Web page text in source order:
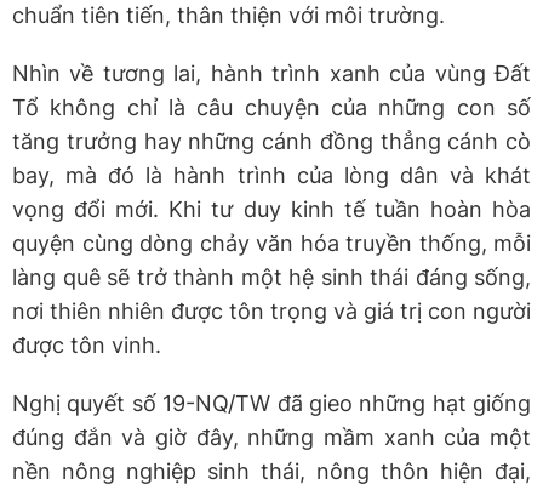
chuẩn tiên tiến, thân thiện với môi trường.
Nhìn về tương lai, hành trình xanh của vùng Đất
Tổ không chỉ là câu chuyện của những con số
tăng trưởng hay những cánh đồng thẳng cánh cò
bay, mà đó là hành trình của lòng dân và khát
vọng đổi mới. Khi tư duy kinh tế tuần hoàn hòa
quyện cùng dòng chảy văn hóa truyền thống, mỗi
làng quê sẽ trở thành một hệ sinh thái đáng sống,
nơi thiên nhiên được tôn trọng và giá trị con người
được tôn vinh.
Nghị quyết số 19-NQ/TW đã gieo những hạt giống
đúng đắn và giờ đây, những mầm xanh của một
nền nông nghiệp sinh thái, nông thôn hiện đại,